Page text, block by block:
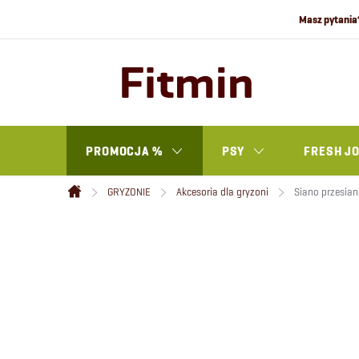
PROMOCJA % PSY FRESH
Home
GRYZONIE Akcesoria dla gryzoni Siano